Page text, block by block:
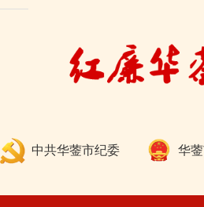
中共华蓥市纪委 华